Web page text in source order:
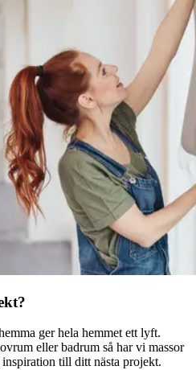
ger hela hemmet ett lyft.
eller badrum så har vi massor
till ditt nästa projekt.